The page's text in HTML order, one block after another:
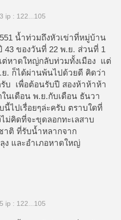
ip : 122...105
น้ำท่วมถึงหัวเข่าที่หมู่บ้าน
43 ของวันที่ 22 พ.ย. ส่วนที่ 1
หาดใหญ่กลับท่วมทั้งเมือง แต่
. ก็ได้ผ่านพ้นไปด้วยดี คิดว่า
บ เพื่อต้อนรับปี สองห้าห้าห้า
นเดือน พ.ย.กับเดือน ธันวา
ไปเรื่อยๆล่ะครับ ตราบใดที่
ม่คิดที่จะขุดลอกทะเลสาบ
าติ ที่รับน้ำหลากจาก
ง และอำเภอหาดใหญ่
ip : 122...105